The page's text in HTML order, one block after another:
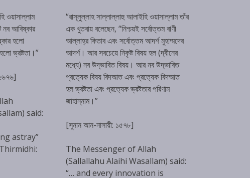
ওয়াসাল্লাম
নব আবিষ্কার
হলো
ভ্রষ্টতা।”
said:
astray”
“রাসূলুল্লাহ সাল্লাল্লাহু আলাইহি ওয়াসাল্লাম তাঁর
এক খুতবায় বলেছেন, “নিশ্চয়ই সর্বোত্তম বাণী
আল্লাহ্‌র কিতাব এবং সর্বোত্তম আদর্শ মুহাম্মদের
আদর্শ। আর সবচেয়ে নিকৃষ্ট বিষয় হল (দ্বীনের
মধ্যে) নব উদ্ভাবিত বিষয়। আর নব উদ্ভাবিত
প্রত্যেক বিষয় বিদআত এবং প্রত্যেক বিদআত
হল ভ্রষ্টতা এবং প্রত্যেক ভ্রষ্টতার পরিণাম
জাহান্নাম।”
[সুনান আন-নাসায়ী: ১৫৭৮]
The Messenger of Allah
(Sallallahu Alaihi Wasallam) said:
“… and every innovation is